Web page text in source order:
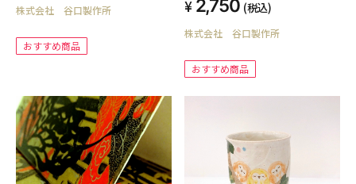
株式会社 谷口製作所
おすすめ商品
2,750 (税込)
株式会社 谷口製作所
おすすめ商品